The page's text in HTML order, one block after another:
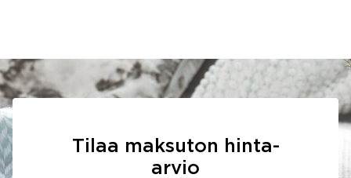
Tilaa maksuton hinta-
arvio